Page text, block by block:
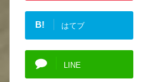
B! はてブ
LINE